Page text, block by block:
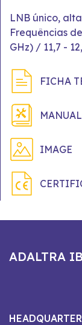
LNB único,
Frequências
GHz) / 11,7 -
FICHA
MANUAL
IMAGE
ADALTRA